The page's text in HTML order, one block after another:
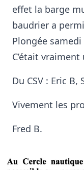
effet la barge
baudrier a
Plongée
C’était
Du CSV : Eric B,
Vivement les
Fred B.